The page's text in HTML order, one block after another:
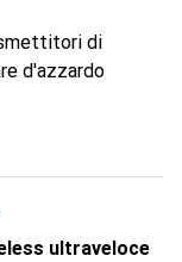
di
d'azzardo
ultraveloce